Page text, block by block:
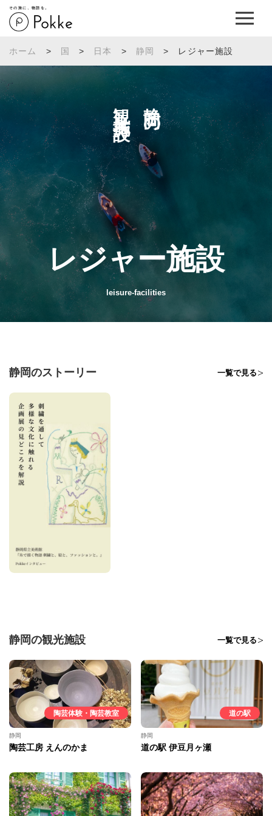
その旅に、物語を。
ホーム > 国 > 日本 > 静岡 > レジャー施設
静岡の
観光施設へ
レジャー施設
leisure-facilities
静岡のストーリー 一覧で見る
静岡の観光施設 一覧で見る
陶芸体験・陶芸教室
静岡
陶芸工房 えんのかま
道の駅
静岡
道の駅 伊豆月ヶ瀬